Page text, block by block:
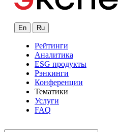
En Ru
Рейтинги
Аналитика
ESG продукты
Рэнкинги
Конференции
Тематики
Услуги
FAQ